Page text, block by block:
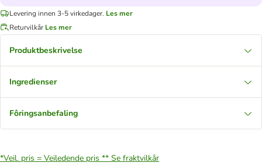
Levering innen 3-5 virkedager. Les mer
Returvilkår Les mer
Produktbeskrivelse
Ingredienser
Fôringsanbefaling
*Veil. pris = Veiledende pris ** Se fraktvilkår